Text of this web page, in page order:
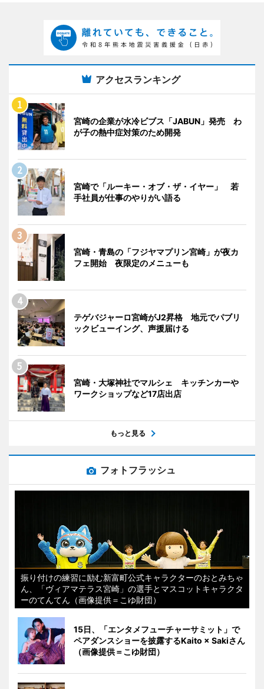
アクセスランキング
宮崎の企業が水冷ビブス「JABUN」発売 わ
が子の熱中症対策のため開発
宮崎で「ルーキー・オブ・ザ・イヤー」 若
手社員が仕事のやりがい語る
宮崎・青島の「フジヤマプリン宮崎」が夜カ
フェ開始 夜限定のメニューも
テゲバジャーロ宮崎がJ2昇格 地元でパブリ
ックビューイング、声援届ける
宮崎・大塚神社でマルシェ キッチンカーや
ワークショップなど17店出店
もっと見る
フォトフラッシュ
振り付けの練習に励む新富町公式キャラクターのおとみちゃ
ん、「ヴィアマテラス宮崎」の選手とマスコットキャラクタ
ーのてんてん（画像提供＝こゆ財団）
15日、「エンタメフューチャーサミット」で
ペアダンスショーを披露するKaito × Sakiさん
（画像提供＝こゆ財団）